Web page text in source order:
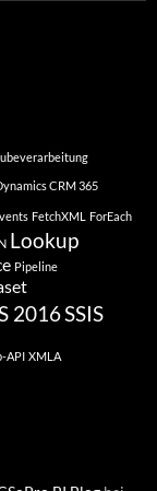
CRM 365
FetchXML
ForEach
Lookup
Pipeline
2016SSIS
API XMLA